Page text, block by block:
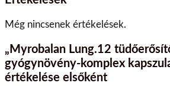
Még nincsenek értékelések.
„Myrobalan Lung.12
gyógynövény-komplex
értékelése elsőként